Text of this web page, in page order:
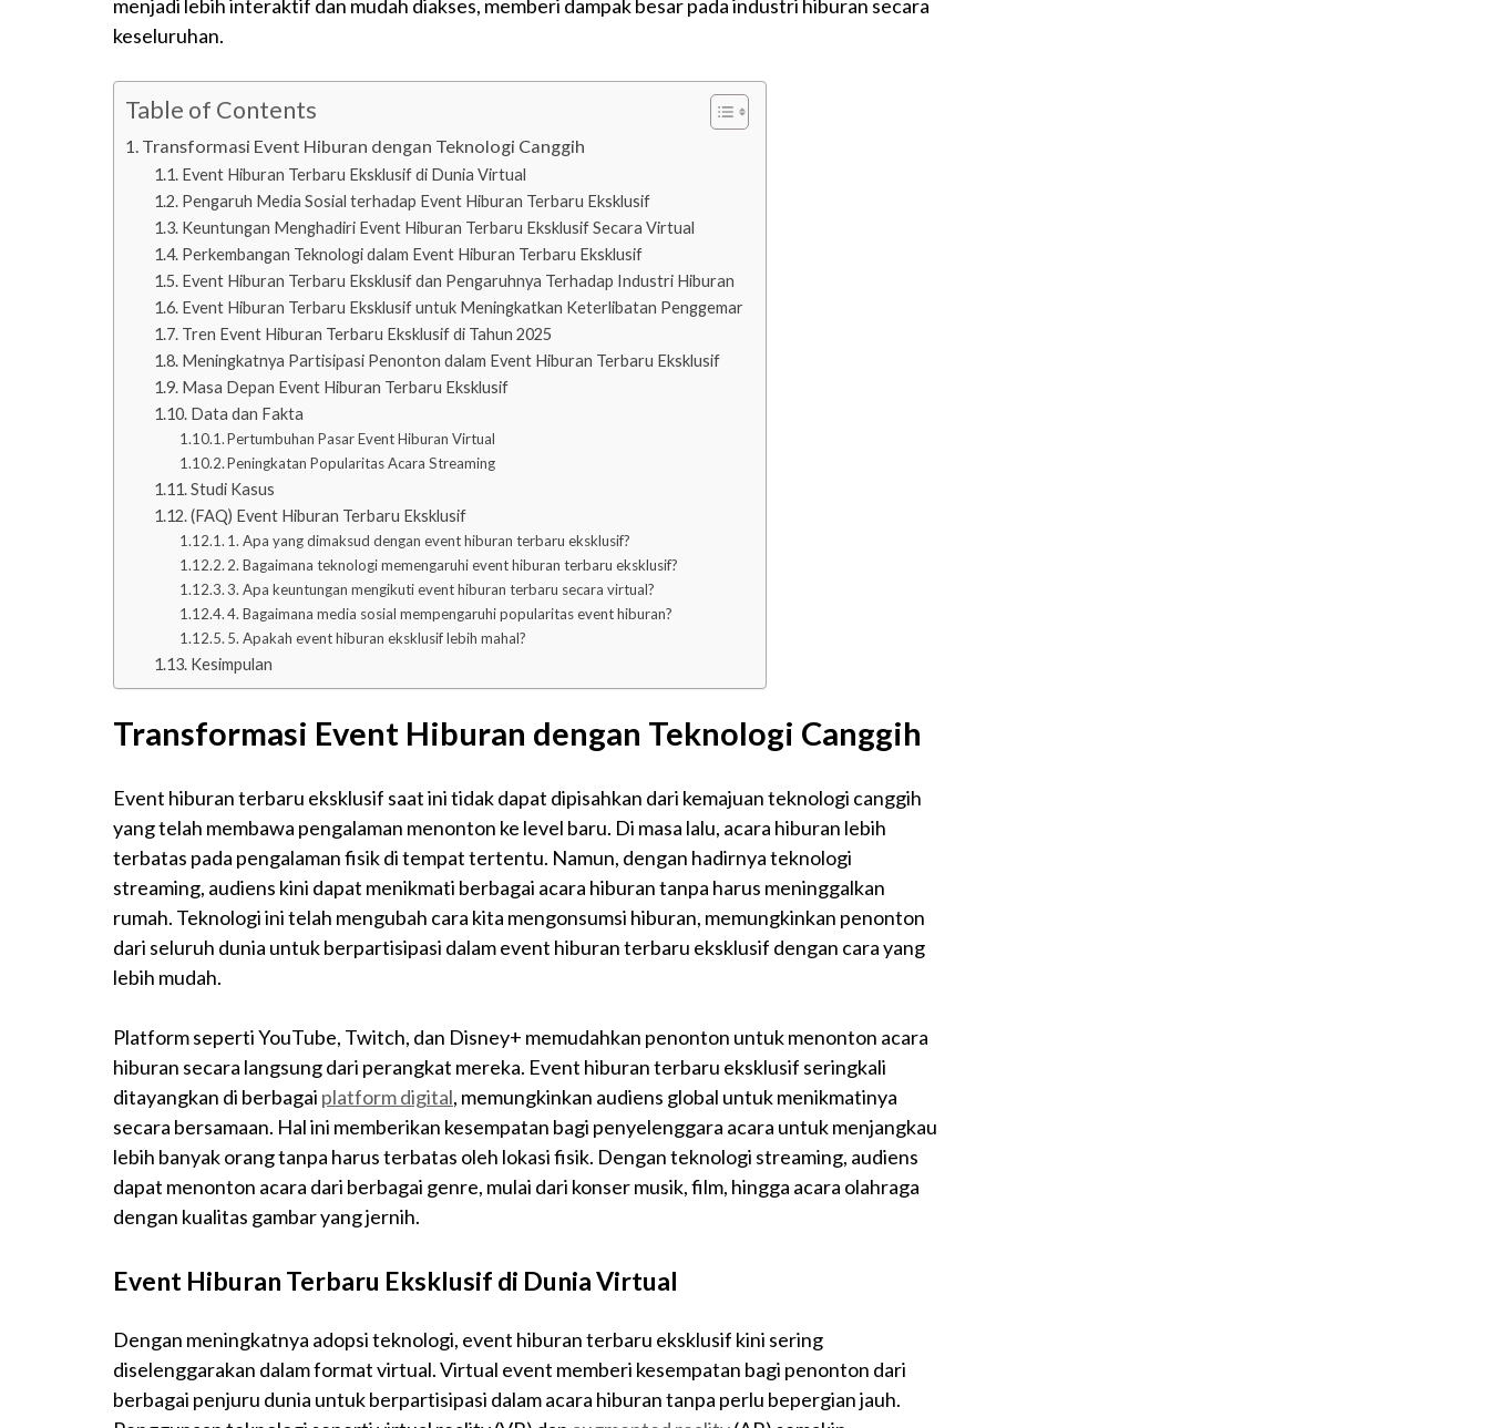
menjadi lebih interaktif dan mudah diakses, memberi dampak besar pada industri hiburan secara
keseluruhan.
Table of Contents
Transformasi Event Hiburan dengan Teknologi Canggih
Event Hiburan Terbaru Eksklusif di Dunia Virtual
Pengaruh Media Sosial terhadap Event Hiburan Terbaru Eksklusif
Keuntungan Menghadiri Event Hiburan Terbaru Eksklusif Secara Virtual
Perkembangan Teknologi dalam Event Hiburan Terbaru Eksklusif
Event Hiburan Terbaru Eksklusif dan Pengaruhnya Terhadap Industri Hiburan
Event Hiburan Terbaru Eksklusif untuk Meningkatkan Keterlibatan Penggemar
Tren Event Hiburan Terbaru Eksklusif di Tahun 2025
Meningkatnya Partisipasi Penonton dalam Event Hiburan Terbaru Eksklusif
Masa Depan Event Hiburan Terbaru Eksklusif
Data dan Fakta
Pertumbuhan Pasar Event Hiburan Virtual
Peningkatan Popularitas Acara Streaming
Studi Kasus
(FAQ) Event Hiburan Terbaru Eksklusif
1. Apa yang dimaksud dengan event hiburan terbaru eksklusif?
2. Bagaimana teknologi memengaruhi event hiburan terbaru eksklusif?
3. Apa keuntungan mengikuti event hiburan terbaru secara virtual?
4. Bagaimana media sosial mempengaruhi popularitas event hiburan?
5. Apakah event hiburan eksklusif lebih mahal?
Kesimpulan
Transformasi Event Hiburan dengan Teknologi Canggih
Event hiburan terbaru eksklusif saat ini tidak dapat dipisahkan dari kemajuan teknologi canggih
yang telah membawa pengalaman menonton ke level baru. Di masa lalu, acara hiburan lebih
terbatas pada pengalaman fisik di tempat tertentu. Namun, dengan hadirnya teknologi
streaming, audiens kini dapat menikmati berbagai acara hiburan tanpa harus meninggalkan
rumah. Teknologi ini telah mengubah cara kita mengonsumsi hiburan, memungkinkan penonton
dari seluruh dunia untuk berpartisipasi dalam event hiburan terbaru eksklusif dengan cara yang
lebih mudah.
Platform seperti YouTube, Twitch, dan Disney+ memudahkan penonton untuk menonton acara
hiburan secara langsung dari perangkat mereka. Event hiburan terbaru eksklusif seringkali
ditayangkan di berbagai platform digital, memungkinkan audiens global untuk menikmatinya
secara bersamaan. Hal ini memberikan kesempatan bagi penyelenggara acara untuk menjangkau
lebih banyak orang tanpa harus terbatas oleh lokasi fisik. Dengan teknologi streaming, audiens
dapat menonton acara dari berbagai genre, mulai dari konser musik, film, hingga acara olahraga
dengan kualitas gambar yang jernih.
Event Hiburan Terbaru Eksklusif di Dunia Virtual
Dengan meningkatnya adopsi teknologi, event hiburan terbaru eksklusif kini sering
diselenggarakan dalam format virtual. Virtual event memberi kesempatan bagi penonton dari
berbagai penjuru dunia untuk berpartisipasi dalam acara hiburan tanpa perlu bepergian jauh.